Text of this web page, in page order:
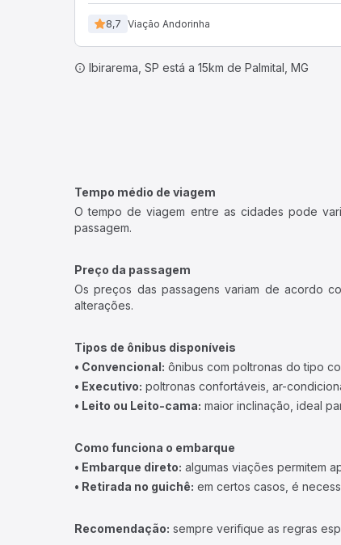
8,7 Viação Andorinha
Ibirarema, SP está a 15km de Palmital, MG
Tempo médio de viagem
O tempo de viagem entre as cidades pode
passagem.
Preço da passagem
Os preços das passagens variam de acordo
alterações.
Tipos de ônibus disponíveis
• Convencional: ônibus com poltronas do tipo
• Executivo: poltronas confortáveis, ar-
• Leito ou Leito-cama: maior inclinação, ideal
Como funciona o embarque
• Embarque direto: algumas viações permitem
• Retirada no guichê: em certos casos, é
Recomendação: sempre verifique as regras